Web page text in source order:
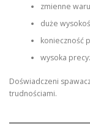
zmienne
duże
konieczność
wysoka
Doświadczeni
trudnościami.